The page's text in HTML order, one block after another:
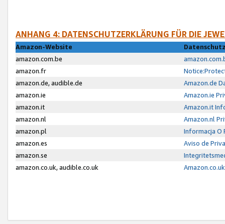
ANHANG 4: DATENSCHUTZERKLÄRUNG FÜR DIE
Amazon-Website
amazon.com.be
amazon.fr
amazon.de, audible.de
Amazon.de
amazon.ie
Amazon.ie
amazon.it
Amazon.it
amazon.nl
Amazon.nl
amazon.pl
Informacja O
amazon.es
Aviso de
amazon.se
amazon.co.uk, audible.co.uk